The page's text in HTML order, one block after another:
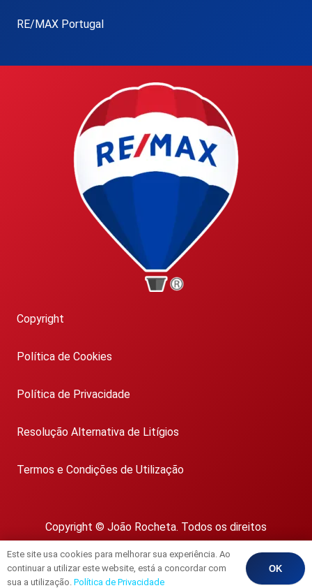
RE/MAX Portugal
Copyright
Política de Cookies
Política de Privacidade
Resolução Alternativa de Litígios
Termos e Condições de Utilização
Copyright © João Rocheta. Todos os direitos
reservados.
AMI 1718
Este site usa cookies para melhorar sua experiência. Ao
continuar a utilizar este website, está a concordar com
sua a utilização. Política de Privacidade
OK